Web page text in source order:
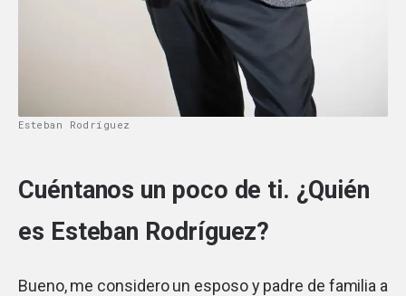
Esteban Rodríguez
Cuéntanos un poco de ti. ¿Quién
es Esteban Rodríguez?
Bueno, me considero un esposo y padre de familia a